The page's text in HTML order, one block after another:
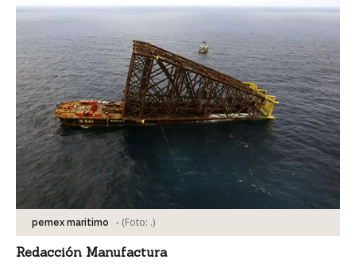
pemex maritimo - (Foto: .)
Redacción Manufactura